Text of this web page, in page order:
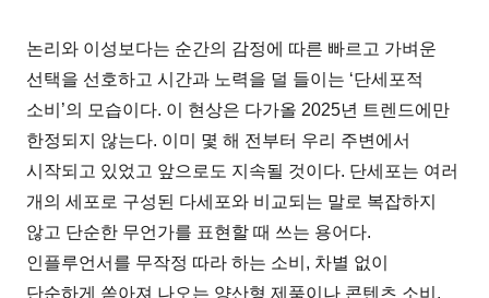
논리와 이성보다는 순간의 감정에 따른 빠르고 가벼운
선택을 선호하고 시간과 노력을 덜 들이는 ‘단세포적
소비’의 모습이다. 이 현상은 다가올 2025년 트렌드에만
한정되지 않는다. 이미 몇 해 전부터 우리 주변에서
시작되고 있었고 앞으로도 지속될 것이다. 단세포는 여러
개의 세포로 구성된 다세포와 비교되는 말로 복잡하지
않고 단순한 무언가를 표현할 때 쓰는 용어다.
인플루언서를 무작정 따라 하는 소비, 차별 없이
단순하게 쏟아져 나오는 양산형 제품이나 콘텐츠 소비,